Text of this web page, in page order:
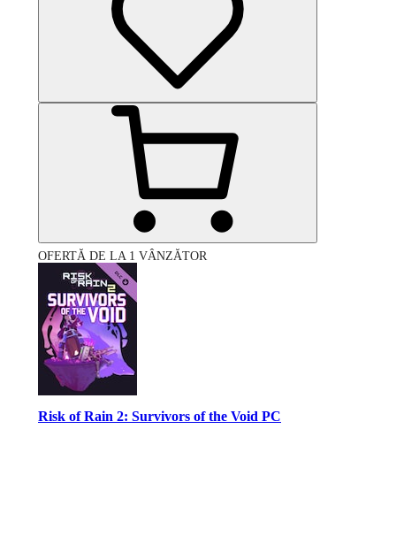
OFERTĂ DE LA 1 VÂNZĂTOR
Risk of Rain 2: Survivors of the Void PC